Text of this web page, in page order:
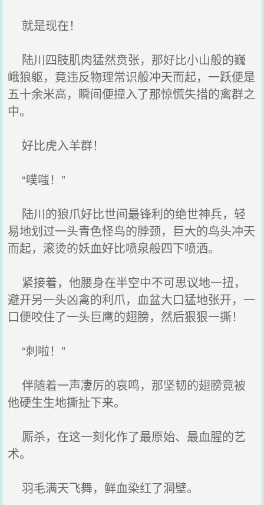
就是现在！
陆川四肢肌肉猛然贲张，那好比小山般的巍
峨狼躯，竟违反物理常识般冲天而起，一跃便是
五十余米高，瞬间便撞入了那惊慌失措的禽群之
中。
好比虎入羊群！
“噗嗤！”
陆川的狼爪好比世间最锋利的绝世神兵，轻
易地划过一头青色怪鸟的脖颈，巨大的鸟头冲天
而起，滚烫的妖血好比喷泉般四下喷洒。
紧接着，他腰身在半空中不可思议地一扭，
避开另一头凶禽的利爪，血盆大口猛地张开，一
口便咬住了一头巨鹰的翅膀，然后狠狠一撕！
“刺啦！”
伴随着一声凄厉的哀鸣，那坚韧的翅膀竟被
他硬生生地撕扯下来。
厮杀，在这一刻化作了最原始、最血腥的艺
术。
羽毛满天飞舞，鲜血染红了洞壁。